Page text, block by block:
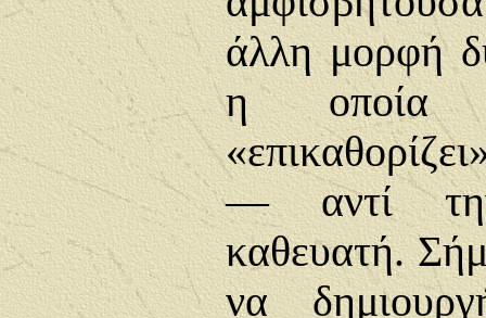
άλλη μορφή
η οποία
— αντί την
καθευατή.
να